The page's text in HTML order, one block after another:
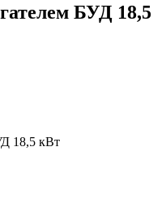
БУД 18,5
18,5 кВт